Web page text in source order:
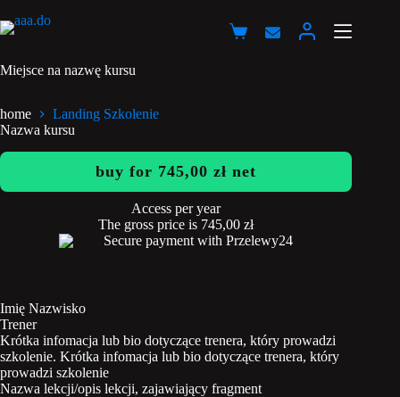
do
treści
Koszyk
Miejsce na nazwę kursu
home
Landing Szkolenie
Nazwa kursu
buy for 745,00zł net
Access per year
The gross price is 745,00zł
Secure payment with Przelewy24
Imię Nazwisko
Trener
Krótka infomacja lub bio dotyczące trenera, który prowadzi
szkolenie. Krótka infomacja lub bio dotyczące trenera, który
prowadzi szkolenie
Nazwa lekcji/opis lekcji, zajawiający fragment